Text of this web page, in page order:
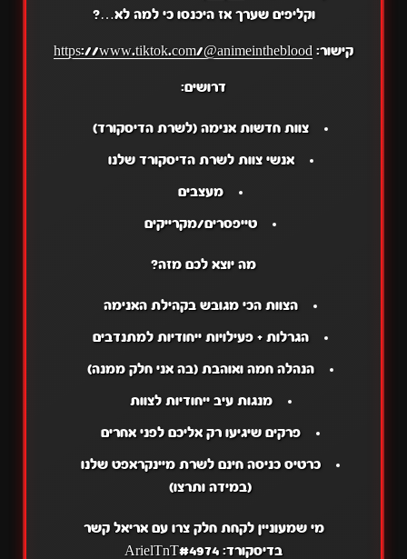
וקליפים שערך אז היכנסו כי למה לא…?
קישור: https://www.tiktok.com/@animeintheblood
דרושים:
צוות חדשות אנימה (לשרת הדיסקורד)
אנשי צוות לשרת הדיסקורד שלנו
מעצבים
טייפסרים/מקרייקים
מה יוצא לכם מזה?
הצוות הכי מגובש בקהילת האנימה
הגרלות + פעילויות ייחודיות למתנדבים
הנהלה חמה ואוהבת (בה אני חלק ממנה)
מנגות עיב ייחודיות לצוות
פרקים שיגיעו רק אליכם לפני אחרים
כרטיס כניסה חינם לשרת מיינקראפט שלנו
(במידה ותרצו)
מי שמעוניין לקחת חלק צרו עם אריאל קשר
בדיסקורד:
ArielTnT#4974